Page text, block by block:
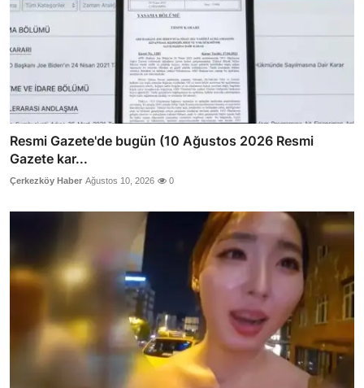
Resmi Gazete'de bugün (10 Ağustos 2026 Resmi
Gazete kar...
Çerkezköy Haber Ağustos 10, 2026 0